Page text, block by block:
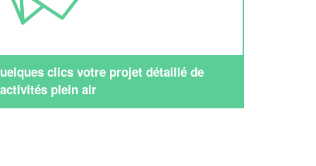
clics votre projet détaillé de
activités plein air